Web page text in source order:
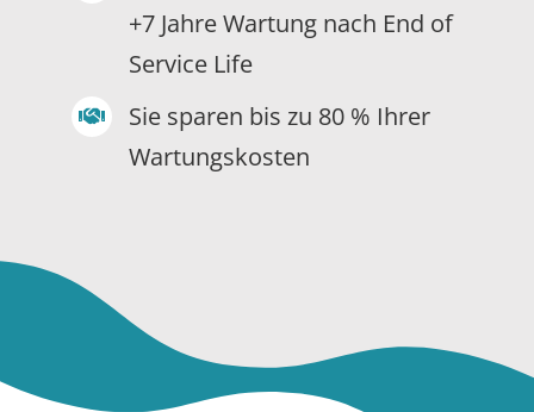
+7 Jahre Wartung nach End of
Service Life
Sie sparen bis zu 80 % Ihrer
Wartungskosten